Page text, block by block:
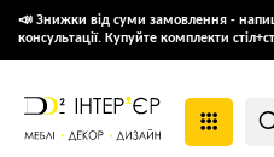
📣 Знижки від суми замовлення -
консультації. Купуйте комплекти